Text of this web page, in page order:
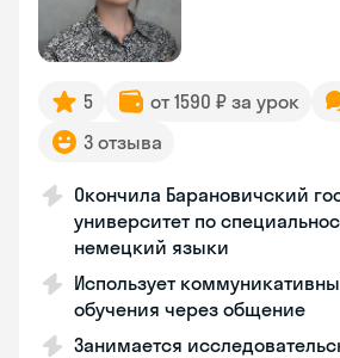
5 от 1590 ₽ за урок
3 отзыва
Окончила Барановичский
университет по
немецкий языки
Использует
обучения через общение
Занимается